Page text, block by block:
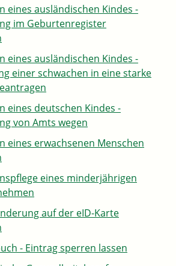
eines ausländischen Kindes -
im Geburtenregister
eines ausländischen Kindes -
einer schwachen in eine starke
eines deutschen Kindes -
von Amts wegen
eines erwachsenen Menschen
eines minderjährigen
auf der eID-Karte
- Eintrag sperren lassen